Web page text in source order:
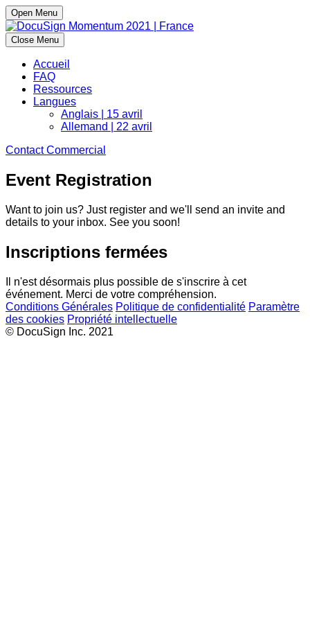
Open Menu
Close Menu
Accueil
FAQ
Ressources
Langues
Anglais | 15 avril
Allemand | 22 avril
Contact Commercial
Event Registration
Want to join us? Just register and we'll send an invite and
details to your inbox. See you soon!
Inscriptions fermées
Il n'est désormais plus possible de s'inscrire à cet
événement. Merci de votre compréhension.
Conditions Générales Politique de confidentialité Paramètre
des cookies Propriété intellectuelle
© DocuSign Inc. 2021